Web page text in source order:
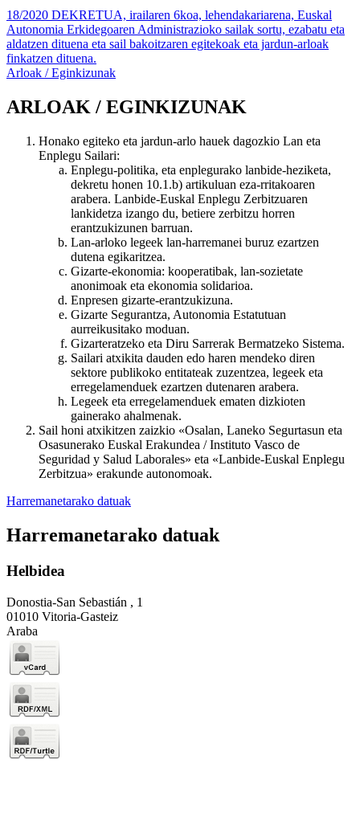
18/2020 DEKRETUA, irailaren 6koa, lehendakariarena, Euskal
Autonomia Erkidegoaren Administrazioko sailak sortu, ezabatu eta
aldatzen dituena eta sail bakoitzaren egitekoak eta jardun-arloak
finkatzen dituena.
Arloak / Eginkizunak
ARLOAK / EGINKIZUNAK
Honako egiteko eta jardun-arlo hauek dagozkio Lan eta
Enplegu Sailari:
Enplegu-politika, eta enplegurako lanbide-heziketa,
dekretu honen 10.1.b) artikuluan eza-rritakoaren
arabera. Lanbide-Euskal Enplegu Zerbitzuaren
lankidetza izango du, betiere zerbitzu horren
erantzukizunen barruan.
Lan-arloko legeek lan-harremanei buruz ezartzen
dutena egikaritzea.
Gizarte-ekonomia: kooperatibak, lan-sozietate
anonimoak eta ekonomia solidarioa.
Enpresen gizarte-erantzukizuna.
Gizarte Segurantza, Autonomia Estatutuan
aurreikusitako moduan.
Gizarteratzeko eta Diru Sarrerak Bermatzeko Sistema.
Sailari atxikita dauden edo haren mendeko diren
sektore publikoko entitateak zuzentzea, legeek eta
erregelamenduek ezartzen dutenaren arabera.
Legeek eta erregelamenduek ematen dizkioten
gainerako ahalmenak.
Sail honi atxikitzen zaizkio «Osalan, Laneko Segurtasun eta
Osasunerako Euskal Erakundea / Instituto Vasco de
Seguridad y Salud Laborales» eta «Lanbide-Euskal Enplegu
Zerbitzua» erakunde autonomoak.
Harremanetarako datuak
Harremanetarako datuak
Helbidea
Donostia-San Sebastián , 1
01010 Vitoria-Gasteiz
Araba